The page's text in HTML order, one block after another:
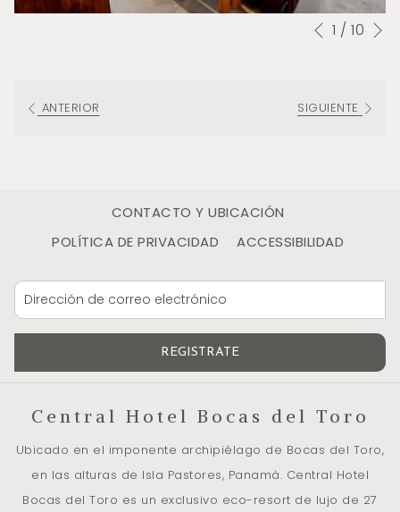
Botones
de
Al
en
contenido
Anterior
1 / 10
ANTERIOR SIGUIENTE
CONTACTO Y UBICACIÓN
POLÍTICA DE PRIVACIDAD
ACCESSIBILIDAD
REGISTRATE
Central Hotel Bocas del Toro
Ubicado en el imponente archipiélago de Bocas del Toro,
en las alturas de Isla Pastores, Panamá. Central Hotel
Bocas del Toro es un exclusivo eco-resort de lujo de 27